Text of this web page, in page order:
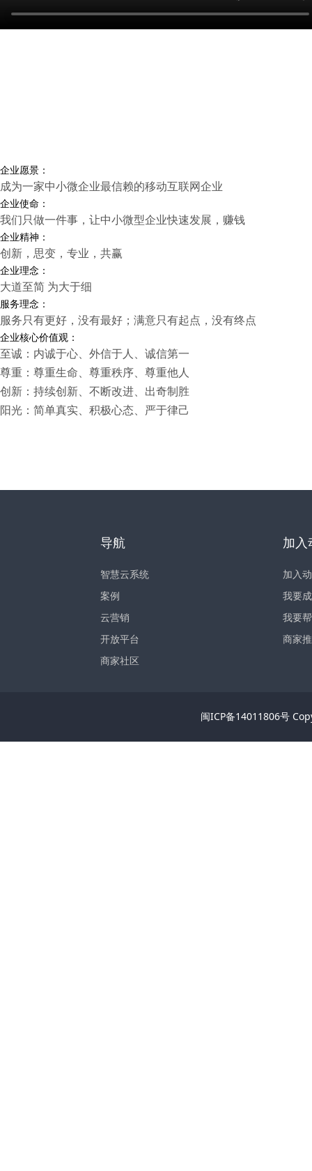
企业愿景：
成为一家中小微企业最信赖的移动互联网企业
企业使命：
我们只做一件事，让中小微型企业快速发展，赚钱
企业精神：
创新，思变，专业，共赢
企业理念：
大道至简 为大于细
服务理念：
服务只有更好，没有最好；满意只有起点，没有终点
企业核心价值观：
至诚：内诚于心、外信于人、诚信第一
尊重：尊重生命、尊重秩序、尊重他人
创新：持续创新、不断改进、出奇制胜
阳光：简单真实、积极心态、严于律己
导航
智慧云系统
案例
云营销
开放平台
商家社区
加入
加入
我要
我要
商家
闽ICP备14011806号